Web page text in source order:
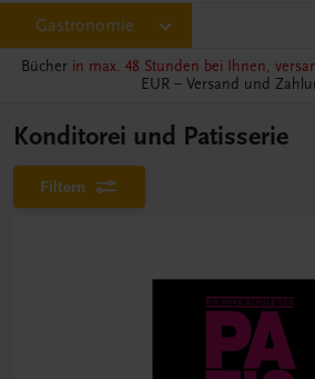
Gastronomie
Bücher in max. 48 Stunden bei Ihnen,
EUR – Versand und
Konditorei und Patisserie
Filtern